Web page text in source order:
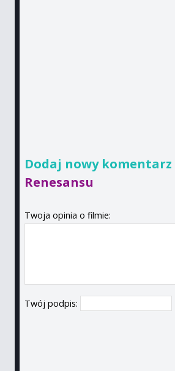
Dodaj nowy komentarz
Renesansu
Twoja opinia o filmie:
Twój podpis: